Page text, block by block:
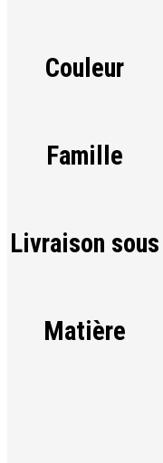
Couleur
Famille
Livraison sous
Matière